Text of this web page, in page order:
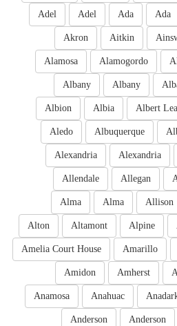
Ada
Ada
Adel
Adel
Aitkin
Akron
Alamogordo
Alamosa
Albany
Albany
Albert Lea
Albia
Albion
Albuquerque
Aledo
Alexandria
Alexandria
Allegan
Allendale
Allison
Alma
Alma
Alpine
Altamont
Alton
Amarillo
Amelia Court House
Amherst
Amidon
Anahuac
Anamosa
Anderson
Anderson